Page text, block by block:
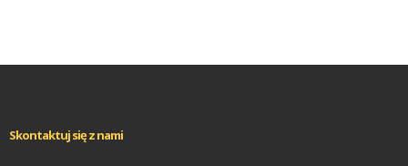
Skontaktuj się z nami